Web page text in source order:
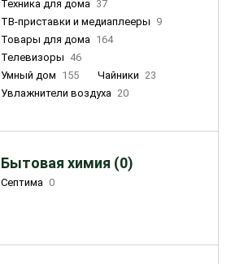
Техника для дома 37
ТВ-приставки и медиаплееры 9
Товары для дома 164
Телевизоры 46
Умный дом 155 Чайники 23
Увлажнители воздуха 20
Бытовая химия (0)
Септима 0